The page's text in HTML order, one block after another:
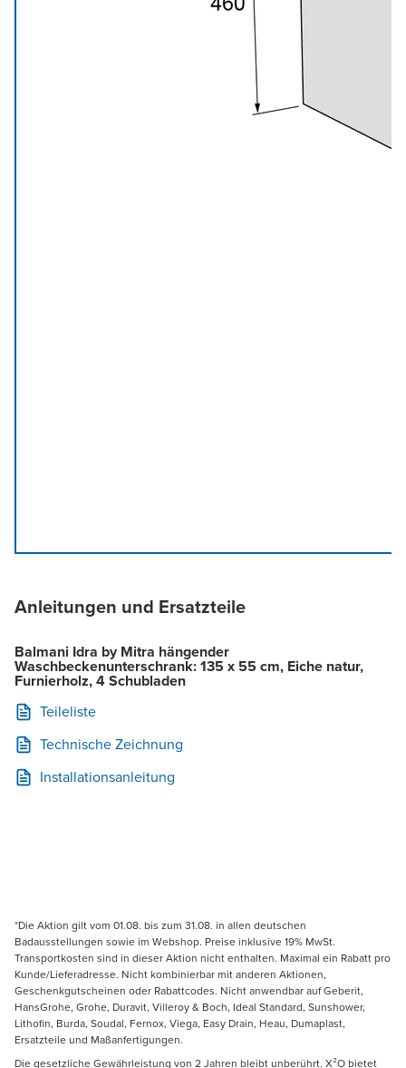
Anleitungen und Ersatzteile
Balmani Idra by Mitra hängender
Waschbeckenunterschrank: 135 x 55 cm, Eiche natur,
Furnierholz, 4 Schubladen
Teileliste
Technische Zeichnung
Installationsanleitung
*Die Aktion gilt vom 01.08. bis zum 31.08. in allen deutschen
Badausstellungen sowie im Webshop. Preise inklusive 19% MwSt.
Transportkosten sind in dieser Aktion nicht enthalten. Maximal ein Rabatt pro
Kunde/Lieferadresse. Nicht kombinierbar mit anderen Aktionen,
Geschenkgutscheinen oder Rabattcodes. Nicht anwendbar auf Geberit,
HansGrohe, Grohe, Duravit, Villeroy & Boch, Ideal Standard, Sunshower,
Lithofin, Burda, Soudal, Fernox, Viega, Easy Drain, Heau, Dumaplast,
Ersatzteile und Maßanfertigungen.
Die gesetzliche Gewährleistung von 2 Jahren bleibt unberührt. X²O bietet